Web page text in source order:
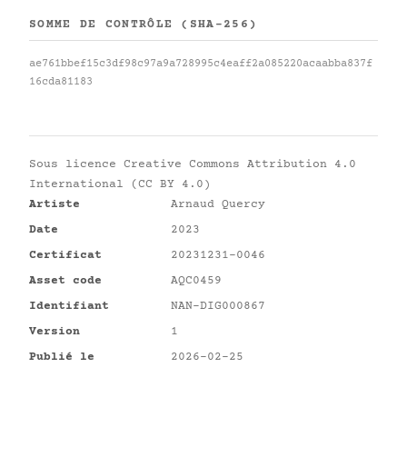
SOMME DE CONTRÔLE (SHA-256)
ae761bbef15c3df98c97a9a728995c4eaff2a085220acaabba837f
16cda81183
Sous licence Creative Commons Attribution 4.0
International (CC BY 4.0)
Artiste
Arnaud Quercy
Date
2023
Certificat
20231231-0046
Asset code
AQC0459
Identifiant
NAN-DIG000867
Version
1
Publié le
2026-02-25